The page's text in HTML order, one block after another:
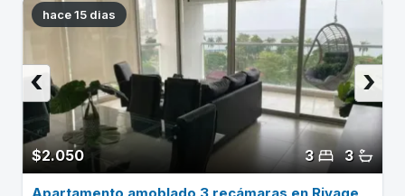
hace 15 dias
$2.050 3
3
›
‹